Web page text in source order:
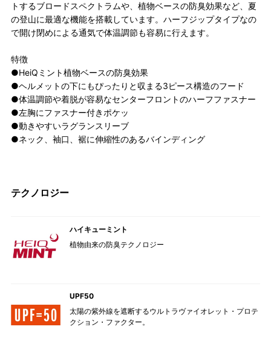
トするブロードスペクトラムや、植物ベースの防臭効果など、夏
の登山に最適な機能を搭載しています。ハーフジップタイプなの
で開け閉めによる通気で体温調節も容易に行えます。
特徴
●HeiQミント植物ベースの防臭効果
●ヘルメットの下にもぴったりと収まる3ピース構造のフード
●体温調節や着脱が容易なセンターフロントのハーフファスナー
●左胸にファスナー付きポケッ
●動きやすいラグランスリーブ
●ネック、袖口、裾に伸縮性のあるバインディング
テクノロジー
ハイキューミント
植物由来の防臭テクノロジー
UPF50
太陽の紫外線を遮断するウルトラヴァイオレット・プロテ
クション・ファクター。